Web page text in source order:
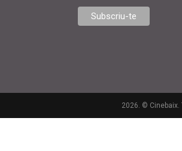
2026. © Cinebaix.